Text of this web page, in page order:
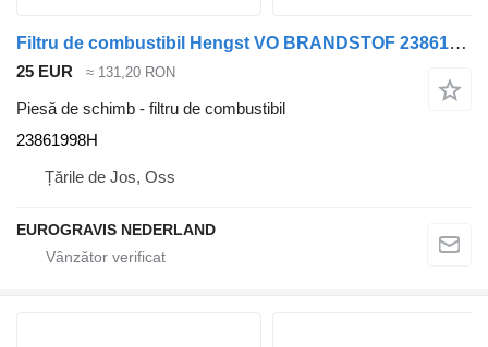
Filtru de combustibil Hengst VO BRANDSTOF 23861998H pentru cap tractor Volvo
25 EUR ≈ 131,20 RON
Piesă de schimb - filtru de combustibil
23861998H
Țările de Jos, Oss
EUROGRAVIS NEDERLAND